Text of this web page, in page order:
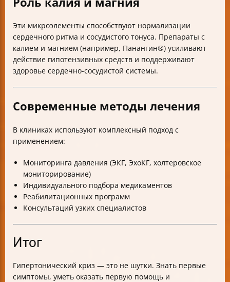
Эти микроэлементы способствуют нормализации
сердечного ритма и сосудистого тонуса. Препараты с
калием и магнием (например, Панангин®) усиливают
действие гипотензивных средств и поддерживают
здоровье сердечно-сосудистой системы.
Современные методы лечения
В клиниках используют комплексный подход с
применением:
Мониторинга давления (ЭКГ, ЭхоКГ, холтеровское
мониторирование)
Индивидуального подбора медикаментов
Реабилитационных программ
Консультаций узких специалистов
Итог
Гипертонический криз — это не шутки. Знать первые
симптомы, уметь оказать первую помощь и